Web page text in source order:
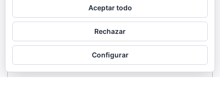
Aceptar todo
Rechazar
Configurar